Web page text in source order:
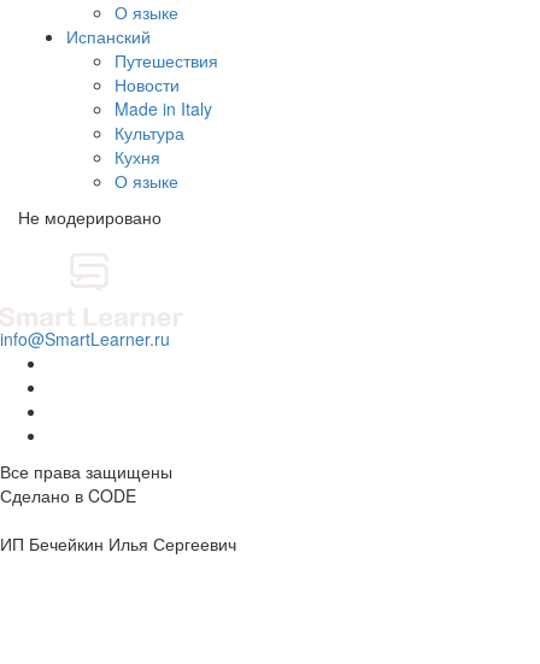
О языке
Испанский
Путешествия
Новости
Made in Italy
Культура
Кухня
О языке
Не модерировано
info@SmartLearner.ru
Все права защищены
Сделано в CODE
ИП Бечейкин Илья Сергеевич